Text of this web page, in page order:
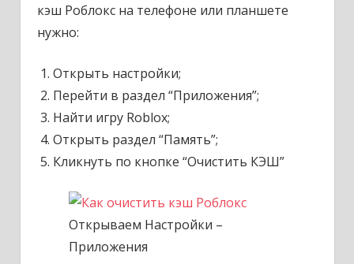
кэш Роблокс на телефоне или планшете
нужно:
Открыть настройки;
Перейти в раздел “Приложения”;
Найти игру Roblox;
Открыть раздел “Память”;
Кликнуть по кнопке “Очистить КЭШ”
Открываем Настройки –
Приложения